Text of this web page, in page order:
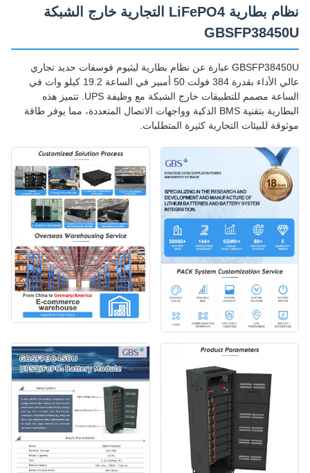
نظام بطارية LiFePO4 التجارية خارج الشبكة
GBSFP38450U
GBSFP38450U عبارة عن نظام بطارية ليثيوم فوسفات حديد تجاري
عالي الأداء بقدرة 384 فولت 50 أمبير في الساعة 19.2 كيلو وات في
الساعة مصمم للتطبيقات خارج الشبكة مع وظيفة UPS. تتميز هذه
البطارية بتقنية BMS الذكية وواجهات الاتصال المتعددة، مما يوفر طاقة
موثوقة للبيئات التجارية كثيرة المتطلبات.